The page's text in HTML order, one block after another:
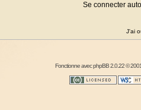
Se connecter
J'ai
Fonctionne avecphpBB2.0.22 ©